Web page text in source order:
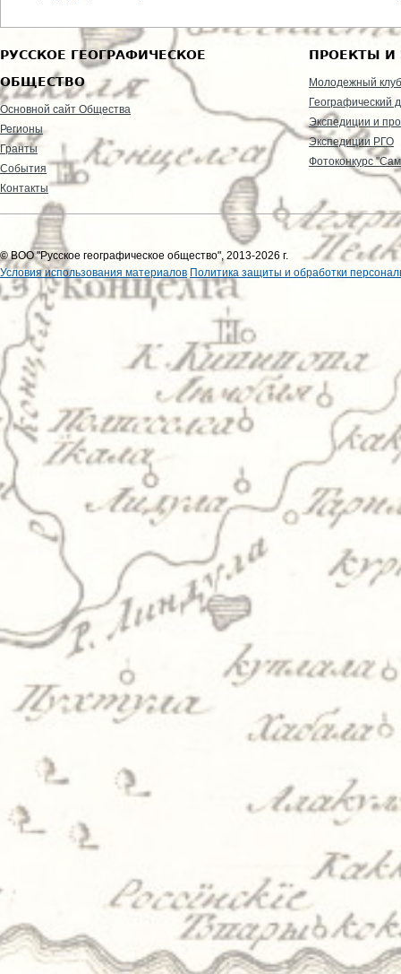
РУССКОЕ ГЕОГРАФИЧЕСКОЕ
ОБЩЕСТВО
Основной сайт Общества
Регионы
Гранты
События
Контакты
ПРОЕКТЫ И
Молодежный клуб
Географический
Экспедиции и
Экспедиции РГО
Фотоконкурс
© ВОО "Русское географическое общество", 2013-2026 г.
Условия использования материалов Политика защиты и обработки